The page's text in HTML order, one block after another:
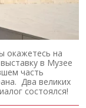
окажетесь на
в Музее
часть
Два великих
состоялся!